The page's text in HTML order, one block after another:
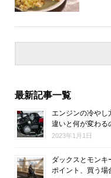
最新記事一覧
エンジンの冷やし
違いと何が変わる
2023年1月1日
ダックスとモン
ポイント、買う場